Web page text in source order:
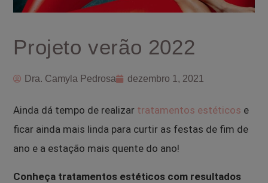
Projeto verão 2022
Dra. Camyla Pedrosa dezembro 1, 2021
Ainda dá tempo de realizar tratamentos estéticos e
ficar ainda mais linda para curtir as festas de fim de
ano e a estação mais quente do ano!
Conheça tratamentos estéticos com resultados